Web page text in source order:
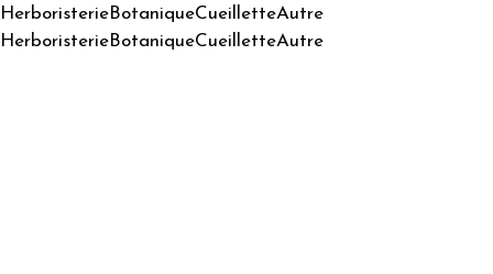
HerboristerieBotaniqueCueilletteAutre
HerboristerieBotaniqueCueilletteAutre